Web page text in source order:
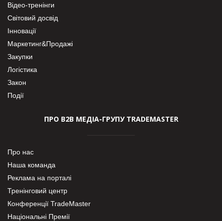
Відео-тренінги
Світовий досвід
Інновації
Маркетинг&Продажі
Закупки
Логістика
Закон
Події
ПРО В2В МЕДІА-ГРУПУ TRADEMASTER
Про нас
Наша команда
Реклама на порталі
Тренінговий центр
Конференції TradeMaster
Національні Премії